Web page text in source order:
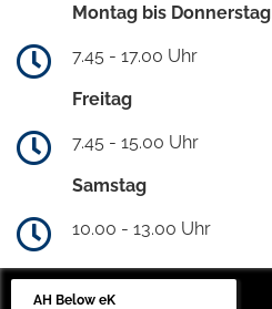
Montag bis Donnerstag
7.45 - 17.00 Uhr
Freitag
7.45 - 15.00 Uhr
Samstag
10.00 - 13.00 Uhr
AH Below eK